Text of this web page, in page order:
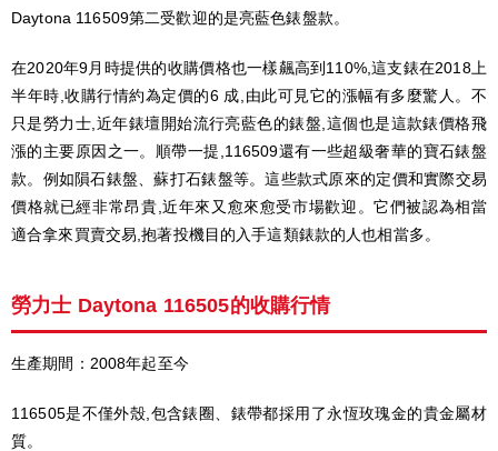
Daytona 116509第二受歡迎的是亮藍色錶盤款。
在2020年9月時提供的收購價格也一樣飆高到110%,這支錶在2018上
半年時,收購行情約為定價的6 成,由此可見它的漲幅有多麼驚人。不
只是勞力士,近年錶壇開始流行亮藍色的錶盤,這個也是這款錶價格飛
漲的主要原因之一。順帶一提,116509還有一些超級奢華的寶石錶盤
款。例如隕石錶盤、蘇打石錶盤等。這些款式原來的定價和實際交易
價格就已經非常昂貴,近年來又愈來愈受市場歡迎。它們被認為相當
適合拿來買賣交易,抱著投機目的入手這類錶款的人也相當多。
勞力士 Daytona 116505的收購行情
生產期間：2008年起至今
116505是不僅外殼,包含錶圈、錶帶都採用了永恆玫瑰金的貴金屬材
質。